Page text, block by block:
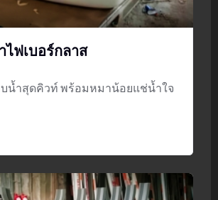
ไฟเบอร์กลาส
น้ำสุดคิวท์ พร้อมหมาน้อยแช่น้ำใจ